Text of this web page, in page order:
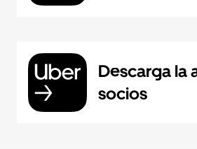
Descarga la
socios